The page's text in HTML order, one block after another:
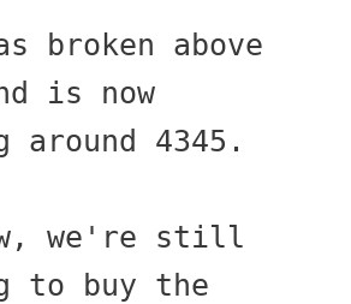
broken above
is now
around 4345.
we're still
to buy the